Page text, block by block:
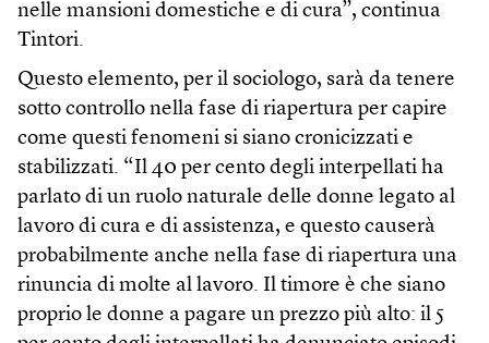
nelle mansioni domestiche e di cura”, continua
Tintori.
Questo elemento, per il sociologo, sarà da tenere
sotto controllo nella fase di riapertura per capire
come questi fenomeni si siano cronicizzati e
stabilizzati. “Il 40 per cento degli interpellati ha
parlato di un ruolo naturale delle donne legato al
lavoro di cura e di assistenza, e questo causerà
probabilmente anche nella fase di riapertura una
rinuncia di molte al lavoro. Il timore è che siano
proprio le donne a pagare un prezzo più alto: il 5